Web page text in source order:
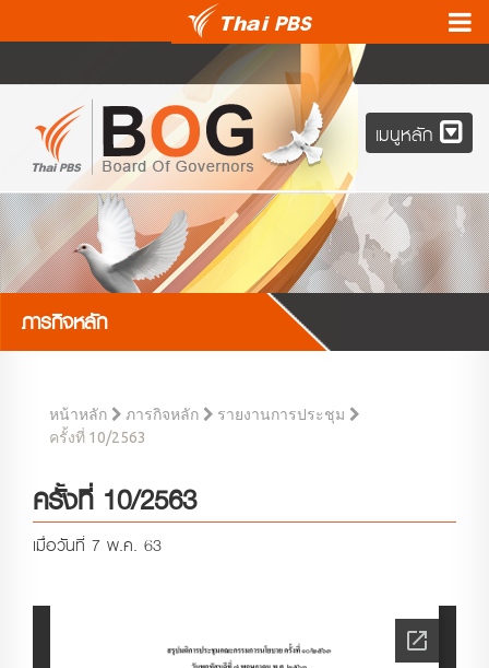
เมนูหลัก
ภารกิจหลัก
หน้าหลัก ภารกิจหลัก รายงานการประชุม
ครั้งที่ 10/2563
ครั้งที่ 10/2563
เมื่อวันที่ 7 พ.ค. 63